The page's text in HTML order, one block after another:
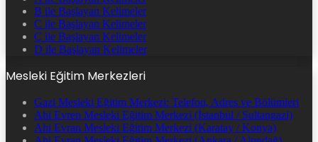
B ile Başlayan Kelimeler
C ile Başlayan Kelimeler
Ç ile Başlayan Kelimeler
D ile Başlayan Kelimeler
Mesleki Eğitim Merkezleri
Gazi Mesleki Eğitim Merkezi: Telefon, Adres ve Bölümleri
Ahi Evren Mesleki Eğitim Merkezi (İstanbul / Sultangazi)
Ahi Evran Mesleki Eğitim Merkezi (Karatay / Konya)